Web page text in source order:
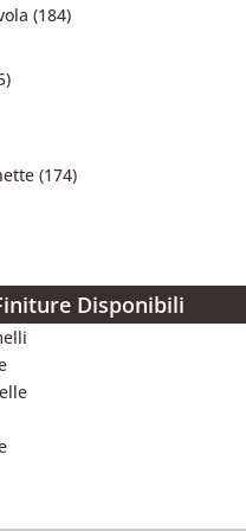
(184)
(174)
Disponibili